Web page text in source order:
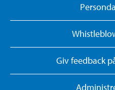
Giv feedback